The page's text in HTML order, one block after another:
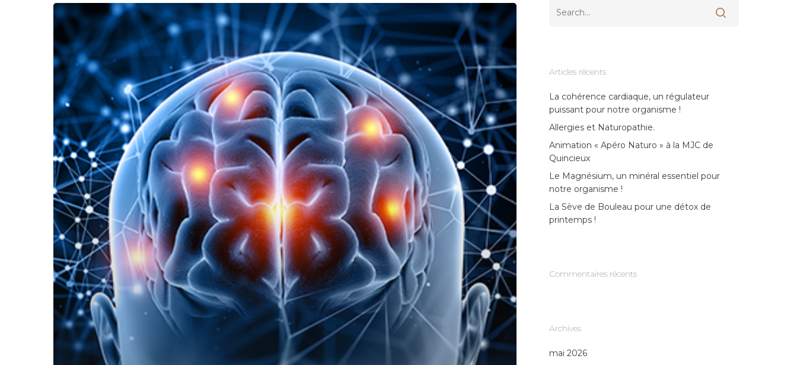
Articles récents
La cohérence cardiaque, un régulateur
puissant pour notre organisme !
Allergies et Naturopathie.
Animation « Apéro Naturo » à la MJC de
Quincieux
Le Magnésium, un minéral essentiel pour
notre organisme !
La Sève de Bouleau pour une détox de
printemps !
Commentaires récents
Archives
mai 2026